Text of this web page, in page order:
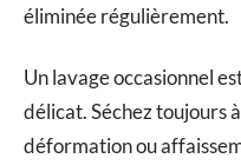
éliminée régulièrement.
Un lavage occasionnel
délicat. Séchez toujours
déformation ou